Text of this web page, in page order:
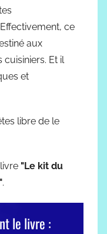
ce
aux
Et il
et
libre de le
"Le kit du
.